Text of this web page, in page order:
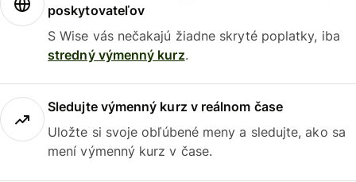
poskytovateľov
S Wise vás nečakajú žiadne skryté poplatky, iba
stredný výmenný kurz.
Sledujte výmenný kurz v reálnom čase
Uložte si svoje obľúbené meny a sledujte, ako sa
mení výmenný kurz v čase.